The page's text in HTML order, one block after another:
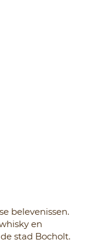
belevenissen.
en
stad Bocholt.